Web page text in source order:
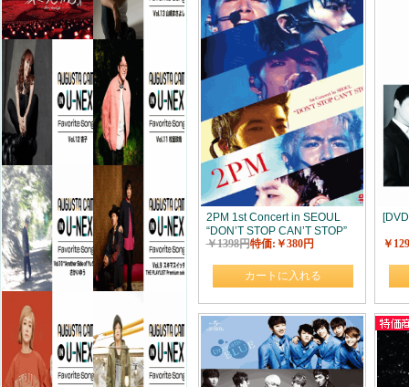
2PM 1st Concert in SEOUL
“DON’T STOP CAN’T STOP”
￥1398円特価:￥380円
カートに入れる
￥